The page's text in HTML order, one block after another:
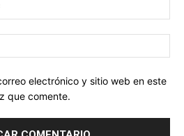
electrónico y sitio web en este
que comente.